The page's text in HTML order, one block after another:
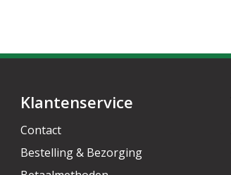
Klantenservice
Contact
Bestelling & Bezorging